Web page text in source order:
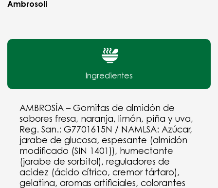
Ambrosoli
Ingredientes
AMBROSÍA – Gomitas de almidón de
sabores fresa, naranja, limón, piña y uva,
Reg. San.: G7701615N / NAMLSA: Azúcar,
jarabe de glucosa, espesante (almidón
modificado (SIN 1401)), humectante
(jarabe de sorbitol), reguladores de
acidez (ácido cítrico, cremor tártaro),
gelatina, aromas artificiales, colorantes